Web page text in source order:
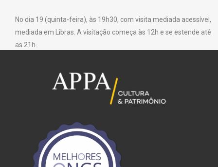
No dia 19 (quinta-feira), às 19h30, com visita mediada acessível,
mediada em Libras. A visitação começa às 12h e se estende até
as 21h.
Texto: Fundação Clóvis Salgado